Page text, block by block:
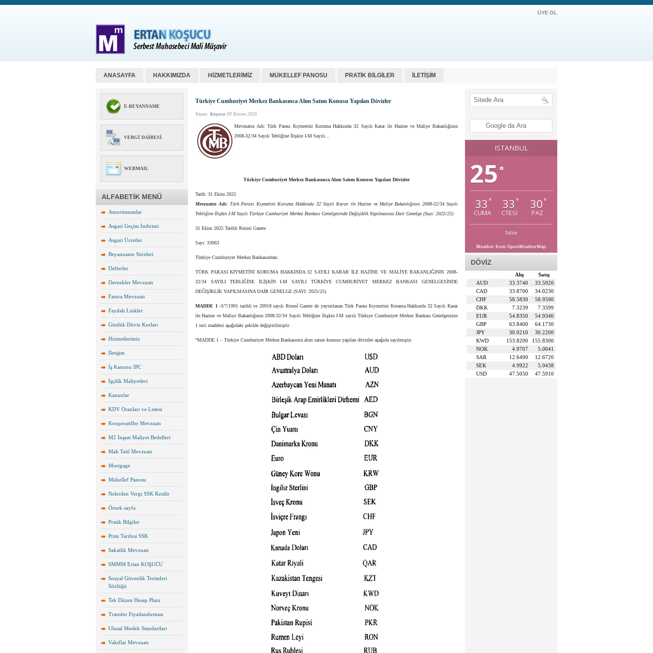
ÜYE OL
ANASAYFA HAKKIMIZDA HİZMETLERİMİZ MÜKELLEF PANOSU PRATİK BİLGİLER İLETİŞİM
E-BEYANNAME
VERGI DAIRESI
WEBMAIL
ALFABETİK MENÜ
Amortismanlar
Asgari Geçim İndirimi
Asgari Ücretler
Beyanname Süreleri
Defterler
Dernekler Mevzuatı
Fatura Mevzuatı
Faydalı Linkler
Günlük Döviz Kurları
Hizmetlerimiz
İletişim
İş Kanunu IPC
İşçilik Maliyetleri
Kanunlar
KDV Oranları ve Listesi
Kooperatifler Mevzuatı
M2 İnşaat Maliyet Bedelleri
Mali Tatil Mevzuatı
Mortgage
Mükellef Panosu
Nelerden Vergi SSK Kesilir
Örnek sayfa
Pratik Bilgiler
Prim Tarifesi SSK
Sakatlık Mevzuatı
SMMM Ertan KOŞUCU
Sosyal Güvenlik Terimleri
Sözlüğü
Tek Düzen Hesap Planı
Transfer Fiyatlandırması
Ulusal Meslek Standartları
Vakıflar Mevzuatı
Türkiye Cumhuriyet Merkez Bankasınca Alım Satım Konusu Yapılan Dövizler
Yazan: Koşucu 03 Kasım 2025
Mevzuatın Adı: Türk Parası Kıymetini Koruma Hakkında 32 Sayılı Karar ile Hazine ve Maliye Bakanlığının
2008-32/34 Sayılı Tebliğine İlişkin I-M Sayılı…
Türkiye Cumhuriyet Merkez Bankasınca Alım Satım Konusu Yapılan Dövizler
Tarih: 31 Ekim 2025
Mevzuatın Adı: Türk Parası Kıymetini Koruma Hakkında 32 Sayılı Karar ile Hazine ve Maliye Bakanlığının 2008-32/34 Sayılı
Tebliğine İlişkin I-M Sayılı Türkiye Cumhuriyet Merkez Bankası Genelgesinde Değişiklik Yapılmasına Dair Genelge (Sayı: 2025/25)
31 Ekim 2025 Tarihli Resmi Gazete
Sayı: 33063
Türkiye Cumhuriyet Merkez Bankasından:
TÜRK PARASI KIYMETİNİ KORUMA HAKKINDA 32 SAYILI KARAR İLE HAZİNE VE MALİYE BAKANLIĞININ 2008-
32/34 SAYILI TEBLİĞİNE İLİŞKİN I-M SAYILI TÜRKİYE CUMHURİYET MERKEZ BANKASI GENELGESİNDE
DEĞİŞİKLİK YAPILMASINA DAİR GENELGE (SAYI: 2025/25)
MADDE 1 -3/7/1991 tarihli ve 20918 sayılı Resmî Gazete de yayımlanan Türk Parası Kıymetini Korama Hakkında 32 Sayılı Karar
ile Hazine ve Maliye Bakanlığının 2008-32/34 Sayılı Tebliğine İlişkin I-M sayılı Türkiye Cumhuriyet Merkez Bankası Genelgesinin
1 inci maddesi aşağıdaki şekilde değiştirilmiştir.
“MADDE 1 – Türkiye Cumhuriyet Merkez Bankasınca alım satım konusu yapılan dövizler aşağıda sayılmıştır.
ISTANBUL
25 °
33 °
CUMA
33 °
CTESI
30 °
PAZ
false
Weather from OpenWeatherMap
DÖVİZ
Satış
Alış
AUD
33.5920
33.3740
CAD
34.0230
33.8700
CHF
58.9590
58.5830
DKK
7.3599
7.3239
EUR
54.9340
54.8350
GBP
64.1730
63.8400
JPY
30.2200
30.0210
KWD
155.8300
153.8200
NOK
5.0041
4.9707
SAR
12.6720
12.6490
SEK
5.0438
4.9922
USD
47.5910
47.5050